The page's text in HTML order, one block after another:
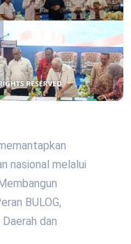
nasional melalui
BULOG,
dan